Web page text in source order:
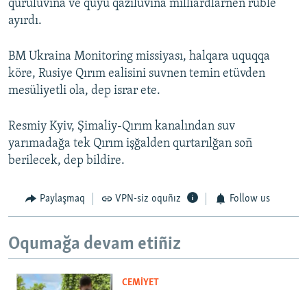
quruluvına ve quyu qazıluvına milliardlarnen ruble
ayırdı.
BM Ukraina Monitoring missiyası, halqara uquqqa
köre, Rusiye Qırım ealisini suvnen temin etüvden
mesüliyetli ola, dep israr ete.
Resmiy Kyiv, Şimaliy-Qırım kanalından suv
yarımadağa tek Qırım işğalden qurtarılğan soñ
berilecek, dep bildire.
Paylaşmaq VPN-siz oquñız Follow us
Oqumağa devam etiñiz
CEMİYET